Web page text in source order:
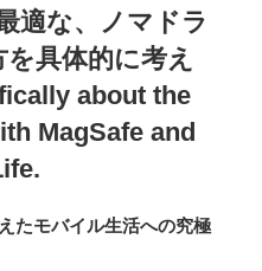
適な、ノマドラ
具体的に考え
about the
MagSafe and
たモバイル生活への究極